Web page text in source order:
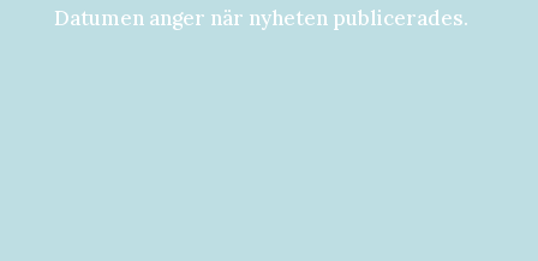
Datumen anger när nyheten publicerades.